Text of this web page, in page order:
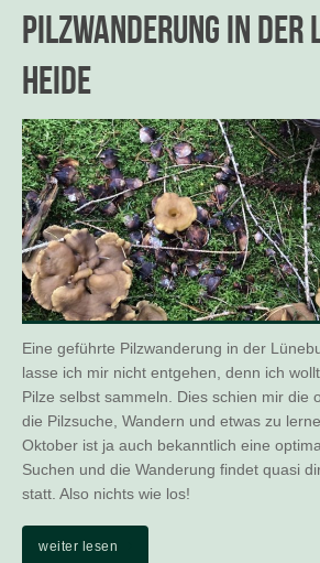
Pilzwanderung in der
Heide
Eine geführte Pilzwanderung in der
lasse ich mir nicht entgehen, denn ich
Pilze selbst sammeln. Dies schien mir die
die Pilzsuche, Wandern und etwas zu
Oktober ist ja auch bekanntlich eine
Suchen und die Wanderung findet quasi
statt. Also nichts wie los!
weiter lesen